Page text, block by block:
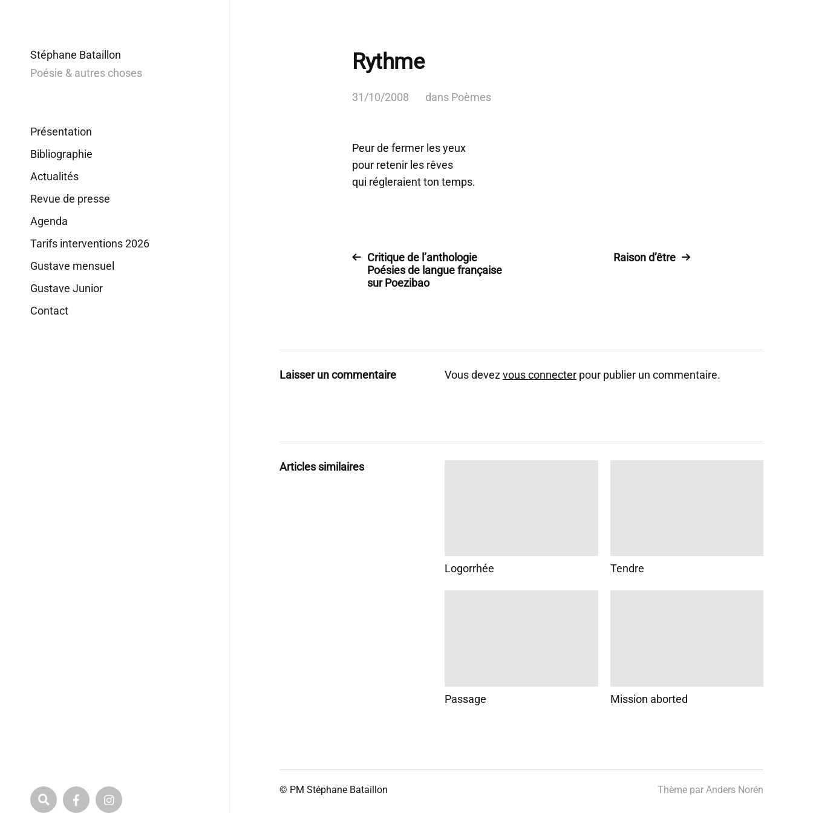
Stéphane Bataillon
Poésie & autres choses
Présentation
Bibliographie
Actualités
Revue de presse
Agenda
Tarifs interventions 2026
Gustave mensuel
Gustave Junior
Contact
Rythme
31/10/2008 dans Poèmes
Peur de fermer les yeux
pour retenir les rêves
qui régleraient ton temps.
Critique de l’anthologie
Poésies de langue française
sur Poezibao
Raison d’être
Laisser un commentaire Vous devezvous connecter pour publier un commentaire.
Articles similaires
Logorrhée Tendre
Passage Mission aborted
© PM Stéphane Bataillon Thème par Anders Norén